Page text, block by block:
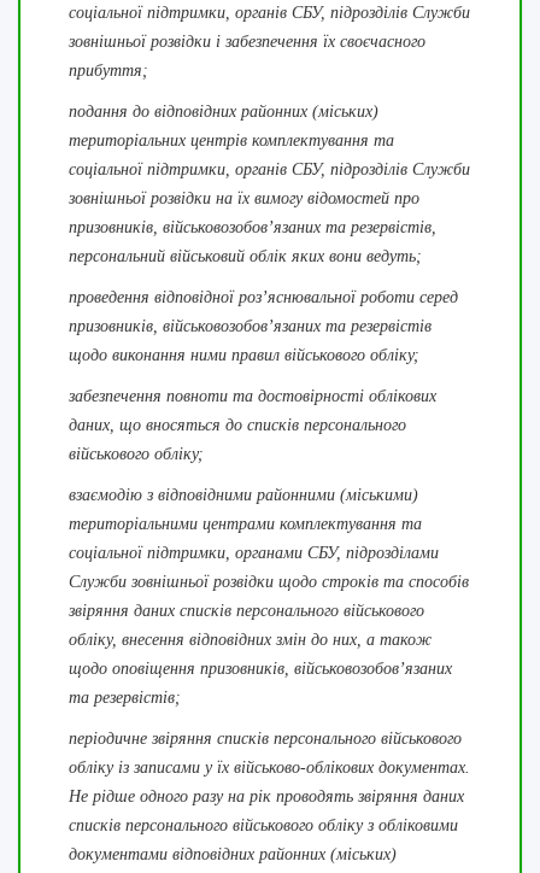
соціальної підтримки, органів СБУ, підрозділів Служби
зовнішньої розвідки і забезпечення їх своєчасного
прибуття;
подання до відповідних районних (міських)
територіальних центрів комплектування та
соціальної підтримки, органів СБУ, підрозділів Служби
зовнішньої розвідки на їх вимогу відомостей про
призовників, військовозобов’язаних та резервістів,
персональний військовий облік яких вони ведуть;
проведення відповідної роз’яснювальної роботи серед
призовників, військовозобов’язаних та резервістів
щодо виконання ними правил військового обліку;
забезпечення повноти та достовірності облікових
даних, що вносяться до списків персонального
військового обліку;
взаємодію з відповідними районними (міськими)
територіальними центрами комплектування та
соціальної підтримки, органами СБУ, підрозділами
Служби зовнішньої розвідки щодо строків та способів
звіряння даних списків персонального військового
обліку, внесення відповідних змін до них, а також
щодо оповіщення призовників, військовозобов’язаних
та резервістів;
періодичне звіряння списків персонального військового
обліку із записами у їх військово-облікових документах.
Не рідше одного разу на рік проводять звіряння даних
списків персонального військового обліку з обліковими
документами відповідних районних (міських)